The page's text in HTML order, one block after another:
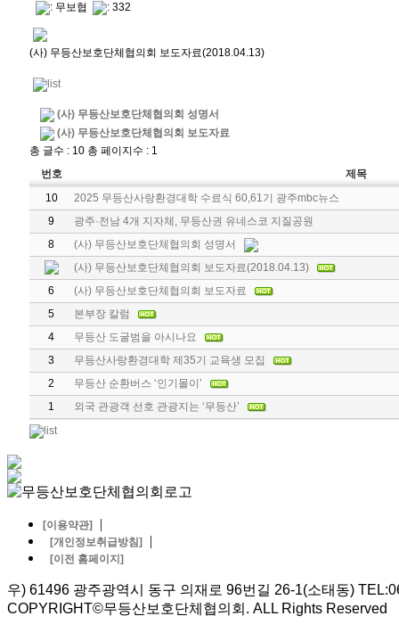
: 무보협 : 332
(사) 무등산보호단체협의회 보도자료(2018.04.13)
(사) 무등산보호단체협의회 성명서
(사) 무등산보호단체협의회 보도자료
총 글수 : 10 총 페이지수 : 1
번호
제목
10
2025 무등산사랑환경대학 수료식 60,61기 광주mbc뉴스
9
광주·전남 4개 지자체, 무등산권 유네스코 지질공원
8
(사) 무등산보호단체협의회 성명서
(사) 무등산보호단체협의회 보도자료(2018.04.13)
6
(사) 무등산보호단체협의회 보도자료
5
본부장 칼럼
4
무등산 도굴범을 아시나요
3
무등산사랑환경대학 제35기 교육생 모집
2
무등산 순환버스 ‘인기몰이’
1
외국 관광객 선호 관광지는 ‘무등산’
[이용약관] |
[개인정보취급방침] |
[이전 홈페이지]
우) 61496 광주광역시 동구 의재로 96번길 26-1(소태동)
COPYRIGHT©무등산보호단체협의회. ALL Rights Reserved